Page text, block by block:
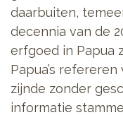
daarbuiten,
decennia van de
erfgoed in Papua
Papua’s
zijnde zonder
informatie